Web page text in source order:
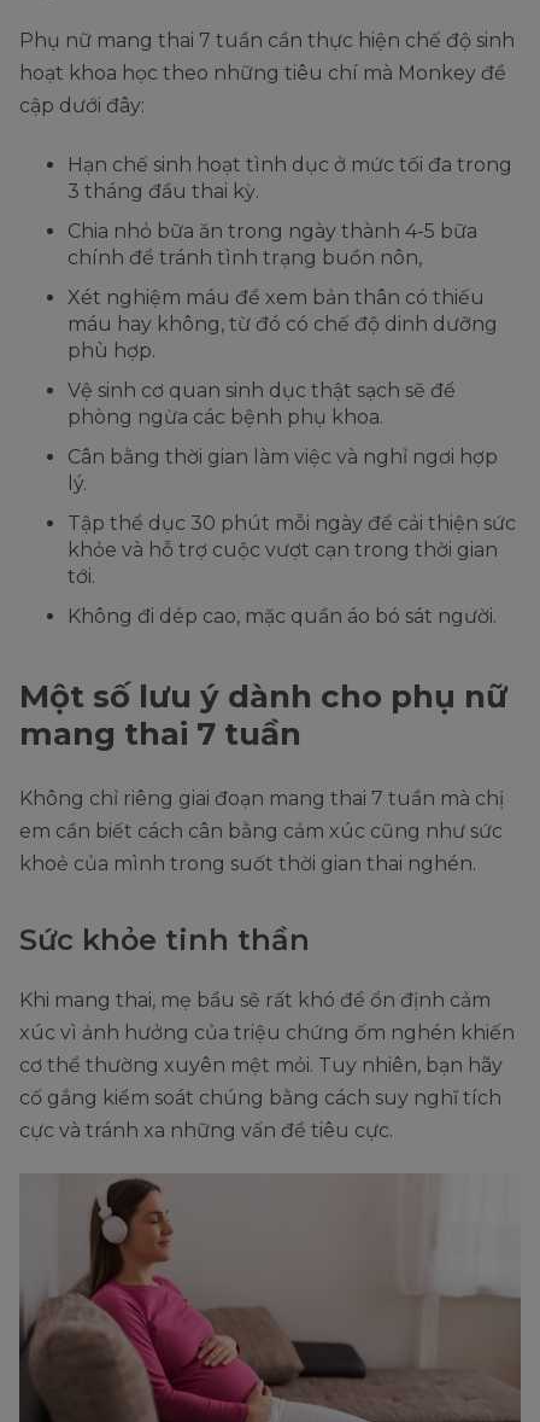
Phụ nữ mang thai 7 tuần cần thực hiện chế độ sinh
hoạt khoa học theo những tiêu chí mà Monkey đề
cập dưới đây:
Hạn chế sinh hoạt tình dục ở mức tối đa trong
3 tháng đầu thai kỳ.
Chia nhỏ bữa ăn trong ngày thành 4-5 bữa
chính để tránh tình trạng buồn nôn,
Xét nghiệm máu để xem bản thân có thiếu
máu hay không, từ đó có chế độ dinh dưỡng
phù hợp.
Vệ sinh cơ quan sinh dục thật sạch sẽ để
phòng ngừa các bệnh phụ khoa.
Cân bằng thời gian làm việc và nghỉ ngơi hợp
lý.
Tập thể dục 30 phút mỗi ngày để cải thiện sức
khỏe và hỗ trợ cuộc vượt cạn trong thời gian
tới.
Không đi dép cao, mặc quần áo bó sát người.
Một số lưu ý dành cho phụ nữ
mang thai 7 tuần
Không chỉ riêng giai đoạn mang thai 7 tuần mà chị
em cần biết cách cân bằng cảm xúc cũng như sức
khoẻ của mình trong suốt thời gian thai nghén.
Sức khỏe tinh thần
Khi mang thai, mẹ bầu sẽ rất khó để ổn định cảm
xúc vì ảnh hưởng của triệu chứng ốm nghén khiến
cơ thể thường xuyên mệt mỏi. Tuy nhiên, bạn hãy
cố gắng kiểm soát chúng bằng cách suy nghĩ tích
cực và tránh xa những vấn đề tiêu cực.